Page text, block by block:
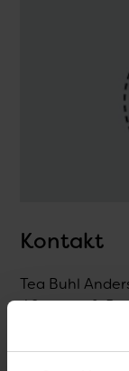
Kontakt
Tea Buhl
/ Svampe &